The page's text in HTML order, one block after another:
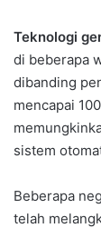
Teknologi
di beberapa
dibanding
mencapai
sistem
Beberapa
telah